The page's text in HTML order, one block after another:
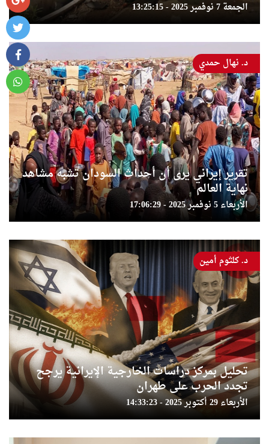
الجمعة 7 نوفمبر 2025 - 13:25:15
تقرير إيراني يرى أن أحداث السودان تشبه مشاهد
نهاية العالم
الأربعاء 5 نوفمبر 2025 - 17:06:29
د. نهال حمدي
تحليل بمركز دراسات الخارجية الإيرانية يرجح
تجدد الحرب على طهران
الأربعاء 29 أكتوبر 2025 - 14:33:23
د. كلثوم أمين